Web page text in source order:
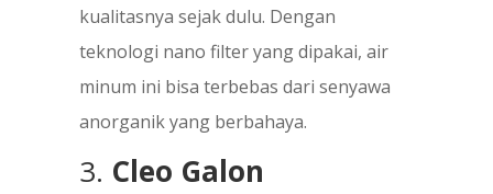
kualitasnya sejak dulu. Dengan
teknologi nano filter yang dipakai, air
minum ini bisa terbebas dari senyawa
anorganik yang berbahaya.
3. Cleo Galon